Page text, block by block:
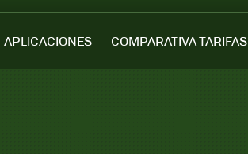
APLICACIONES COMPARATIVA TARIFAS